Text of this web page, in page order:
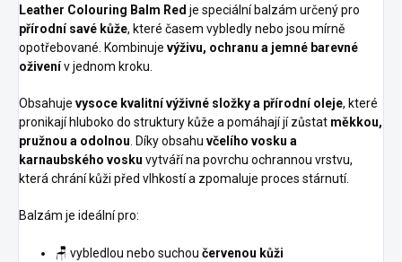
Leather Colouring Balm Red je speciální balzám určený pro
přírodní savé kůže, které časem vybledly nebo jsou mírně
opotřebované. Kombinuje výživu, ochranu a jemné barevné
oživenív jednom kroku.
Obsahuje vysoce kvalitní výživné složky a přírodní oleje, které
pronikají hluboko do struktury kůže a pomáhají jí zůstat měkkou,
pružnou a odolnou. Díky obsahu včelího vosku a
karnaubského vosku vytváří na povrchu ochrannou vrstvu,
která chrání kůži před vlhkostí a zpomaluje proces stárnutí.
Balzám je ideální pro:
🪑 vybledlou nebo suchou červenou kůži